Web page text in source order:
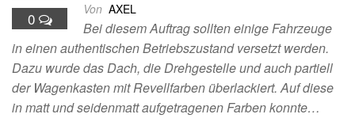
0 Von AXEL
Bei diesem Auftrag sollten einige Fahrzeuge
in einen authentischen Betriebszustand versetzt werden.
Dazu wurde das Dach, die Drehgestelle und auch partiell
der Wagenkasten mit Revellfarben überlackiert. Auf diese
in matt und seidenmatt aufgetragenen Farben konnte…